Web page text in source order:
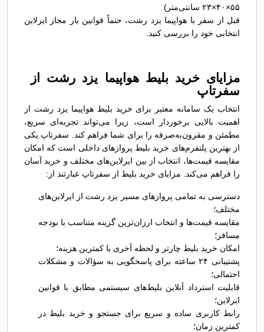
۵۵×۴۰×۲۳ سانتی‌متر)
قبل از سفر با هواپیما یزد رشت، حتماً قوانین بار مجاز ایرلاین
انتخابی خود را بررسی کنید.
مزایای خرید بلیط هواپیما یزد رشت از
سفرتاپ
انتخاب یک سامانه معتبر برای خرید بلیط هواپیما یزد رشت از
اهمیت بالایی برخوردار است، زیرا می‌تواند تجربه‌ای سریع،
مطمئن و مقرون‌به‌صرفه را برای شما فراهم کند. سفرتاپ یکی
از بهترین پلتفرم‌های خرید بلیط پروازهای داخلی است که امکان
مقایسه قیمت‌ها، انتخاب از بین ایرلاین‌های مختلف و خرید آسان
را فراهم می‌کند. مزایای خرید بلیط از سفرتاپ عبارتند از:
دسترسی به تمامی پروازهای مسیر یزد رشت از ایرلاین‌های
مختلف؛
مقایسه قیمت‌ها و انتخاب ارزان‌ترین گزینه متناسب با بودجه
مسافر؛
امکان خرید بلیط چارتر و لحظه آخری با کمترین هزینه؛
پشتیبانی ۲۴ ساعته برای پاسخگویی به سؤالات و مشکلات
احتمالی؛
قابلیت استرداد آنلاین بلیط‌های سیستمی مطابق با قوانین
ایرلاین؛
رابط کاربری ساده و سریع برای جستجو و خرید بلیط در
کمترین زمان؛